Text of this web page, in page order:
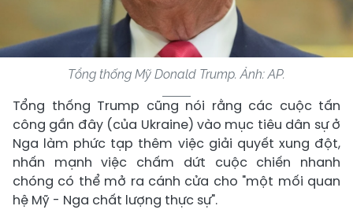
Tổng thống Mỹ Donald Trump. Ảnh: AP.
Tổng thống Trump cũng nói rằng các cuộc tấn
công gần đây (của Ukraine) vào mục tiêu dân sự ở
Nga làm phức tạp thêm việc giải quyết xung đột,
nhấn mạnh việc chấm dứt cuộc chiến nhanh
chóng có thể mở ra cánh cửa cho "một mối quan
hệ Mỹ - Nga chất lượng thực sự".